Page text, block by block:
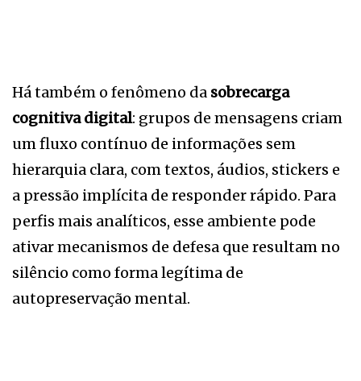
Há também o fenômeno da sobrecarga
cognitiva digital: grupos de mensagens criam
um fluxo contínuo de informações sem
hierarquia clara, com textos, áudios, stickers e
a pressão implícita de responder rápido. Para
perfis mais analíticos, esse ambiente pode
ativar mecanismos de defesa que resultam no
silêncio como forma legítima de
autopreservação mental.